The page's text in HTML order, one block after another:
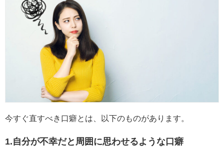
今すぐ直すべき口癖とは、以下のものがあります。
1.自分が不幸だと周囲に思わせるような口癖